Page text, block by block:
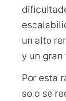
un alto
y un gran
Por esta
solo se